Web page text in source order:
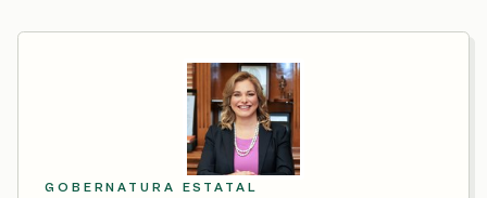
GOBERNATURA ESTATAL